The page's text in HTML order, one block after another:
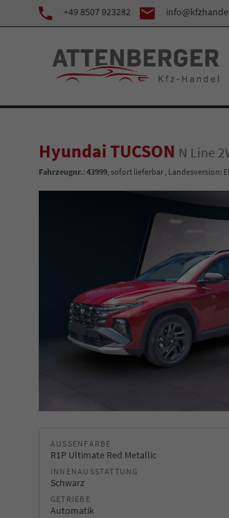
+49 8507 923282
Hyundai TUCSON N Line
Fahrzeugnr.: 43999, sofort lieferbar , Landesversion:
AUSSENFARBE
R1P Ultimate Red Metallic
INNENAUSSTATTUNG
Schwarz
GETRIEBE
Automatik